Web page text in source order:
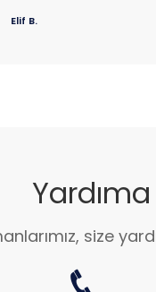
Elif B.
size